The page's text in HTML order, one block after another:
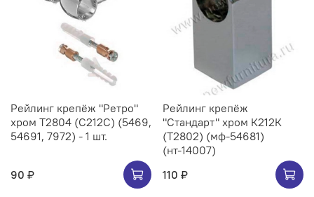
Рейлинг крепёж "Ретро"
хром Т2804 (С212C) (5469,
54691, 7972) - 1 шт.
90 ₽
Рейлинг крепёж
"Стандарт" хром К212К
(Т2802) (мф-54681)
(нт-14007)
110 ₽